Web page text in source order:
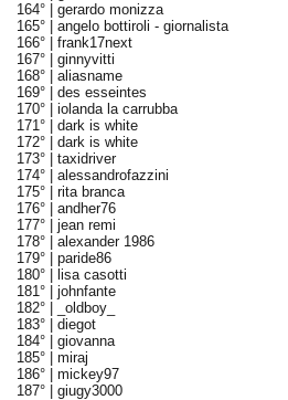
164° | gerardo monizza
165° | angelo bottiroli - giornalista
166° | frank17next
167° | ginnyvitti
168° | aliasname
169° | des esseintes
170° | iolanda la carrubba
171° | dark is white
172° | dark is white
173° | taxidriver
174° | alessandrofazzini
175° | rita branca
176° | andher76
177° | jean remi
178° | alexander 1986
179° | paride86
180° |
lisa casotti
181° | johnfante
182° |
_oldboy_
183° | diegot
184° | giovanna
185° | miraj
186° | mickey97
187° | giugy3000